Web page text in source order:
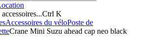
Ctrl K
Accessoires du véloPoste de
Crane Mini Suzu ahead cap neo black